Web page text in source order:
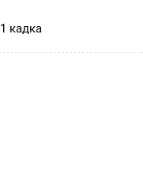
1 кадка